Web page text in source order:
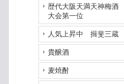
歴代大阪天満天神梅酒
大会第一位
人気上昇中 揖斐三蔵
貴醸酒
麦焼酎